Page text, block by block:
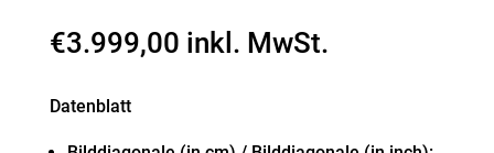
€3.999,00 inkl. MwSt.
Datenblatt